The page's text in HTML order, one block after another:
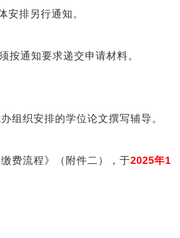
排另行通知。
按通知要求递交申请材料。
组织安排的学位论文撰写辅导。
费流程》（附件二），于2025年1